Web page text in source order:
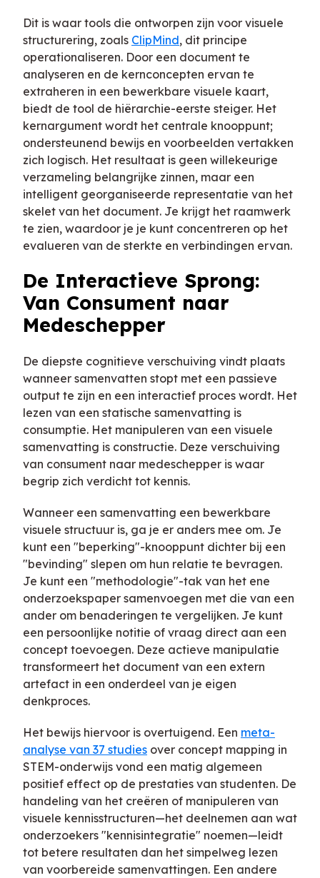
Dit is waar tools die ontworpen zijn voor visuele
structurering, zoals ClipMind, dit principe
operationaliseren. Door een document te
analyseren en de kernconcepten ervan te
extraheren in een bewerkbare visuele kaart,
biedt de tool de hiërarchie-eerste steiger. Het
kernargument wordt het centrale knooppunt;
ondersteunend bewijs en voorbeelden vertakken
zich logisch. Het resultaat is geen willekeurige
verzameling belangrijke zinnen, maar een
intelligent georganiseerde representatie van het
skelet van het document. Je krijgt het raamwerk
te zien, waardoor je je kunt concentreren op het
evalueren van de sterkte en verbindingen ervan.
De Interactieve Sprong:
Van Consument naar
Medeschepper
De diepste cognitieve verschuiving vindt plaats
wanneer samenvatten stopt met een passieve
output te zijn en een interactief proces wordt. Het
lezen van een statische samenvatting is
consumptie. Het manipuleren van een visuele
samenvatting is constructie. Deze verschuiving
van consument naar medeschepper is waar
begrip zich verdicht tot kennis.
Wanneer een samenvatting een bewerkbare
visuele structuur is, ga je er anders mee om. Je
kunt een "beperking"-knooppunt dichter bij een
"bevinding" slepen om hun relatie te bevragen.
Je kunt een "methodologie"-tak van het ene
onderzoekspaper samenvoegen met die van een
ander om benaderingen te vergelijken. Je kunt
een persoonlijke notitie of vraag direct aan een
concept toevoegen. Deze actieve manipulatie
transformeert het document van een extern
artefact in een onderdeel van je eigen
denkproces.
Het bewijs hiervoor is overtuigend. Een meta-
analyse van 37 studies over concept mapping in
STEM-onderwijs vond een matig algemeen
positief effect op de prestaties van studenten. De
handeling van het creëren of manipuleren van
visuele kennisstructuren—het deelnemen aan wat
onderzoekers "kennisintegratie" noemen—leidt
tot betere resultaten dan het simpelweg lezen
van voorbereide samenvattingen. Een andere